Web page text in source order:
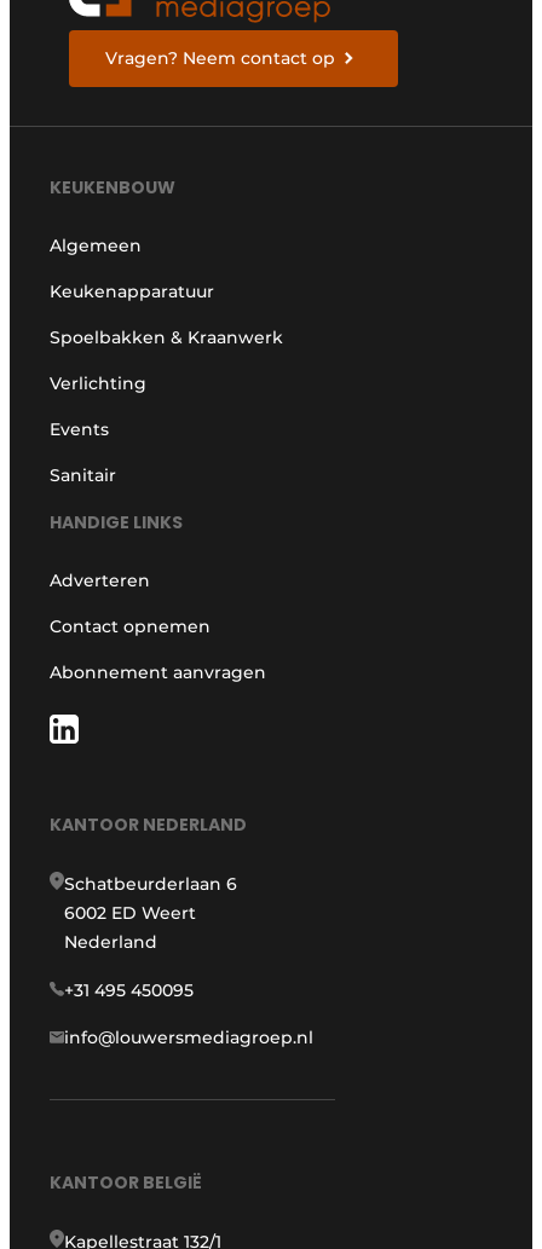
Vragen? Neem contact op
KEUKENBOUW
Algemeen
Keukenapparatuur
Spoelbakken & Kraanwerk
Verlichting
Events
Sanitair
HANDIGE LINKS
Adverteren
Contact opnemen
Abonnement aanvragen
KANTOOR NEDERLAND
Schatbeurderlaan 6
6002 ED Weert
Nederland
+31 495 450095
info@louwersmediagroep.nl
KANTOOR BELGIË
Kapellestraat 132/1